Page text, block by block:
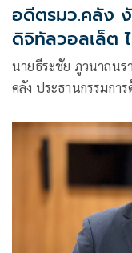
อดีตรมว.คลัง
ดิจิทัลวอลเล็ต
นายธีระชัย ภูวนาถนร
คลัง ประธานกรรมการด้านวิชาการ พรรคพลังประชารัฐ โพสต์